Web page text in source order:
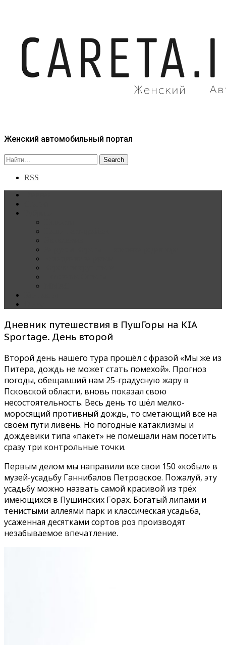
Женский автомобильный портал
RSS
Дневник путешествия в ПушГоры на KIA
Sportage. День второй
Второй день нашего тура прошёл с фразой «Мы же из
Питера, дождь не может стать помехой». Прогноз
погоды, обещавший нам 25-градусную жару в
Псковской области, вновь показал свою
несостоятельность. Весь день то шёл мелко-
моросящий противный дождь, то сметающий все на
своём пути ливень. Но погодные катаклизмы и
дождевики типа «пакет» не помешали нам посетить
сразу три контрольные точки.
Первым делом мы направили все свои 150 «кобыл» в
музей-усадьбу Ганнибалов Петровское. Пожалуй, эту
усадьбу можно назвать самой красивой из трёх
имеющихся в Пушинских Горах. Богатый липами и
тенистыми аллеями парк и классическая усадьба,
усаженная десятками сортов роз производят
незабываемое впечатление.